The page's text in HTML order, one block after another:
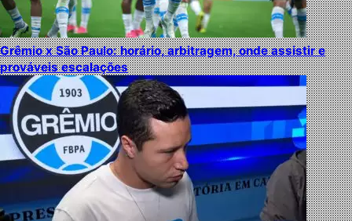
Grêmio x São Paulo: horário, arbitragem, onde assistir e
prováveis escalações